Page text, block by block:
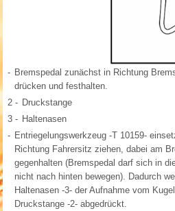
- Bremspedal zunächst in Richtung
drücken und festhalten.
2 - Druckstange
3 - Haltenasen
- Entriegelungswerkzeug -T 10159-
Richtung Fahrersitz ziehen, dabei am
gegenhalten (Bremspedal darf sich in
nicht nach hinten bewegen). Dadurch
Haltenasen -3- der Aufnahme vom
Druckstange -2- abgedrückt.